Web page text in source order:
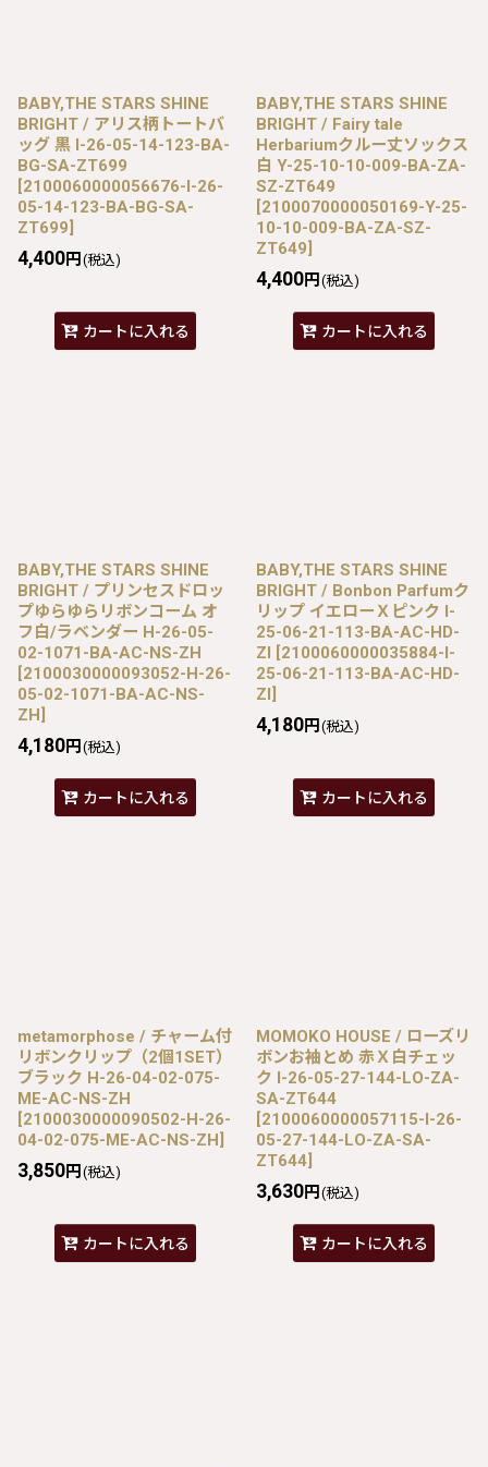
BABY,THE STARS SHINE
BRIGHT / アリス柄トートバ
ッグ 黒 I-26-05-14-123-BA-
BG-SA-ZT699
[2100060000056676-I-26-
05-14-123-BA-BG-SA-
ZT699]
4,400円 (税込)
カートに入れる
BABY,THE STARS SHINE
BRIGHT / Fairy tale
Herbariumクルー丈ソックス
白 Y-25-10-10-009-BA-ZA-
SZ-ZT649
[2100070000050169-Y-25-
10-10-009-BA-ZA-SZ-
ZT649]
4,400円 (税込)
カートに入れる
BABY,THE STARS SHINE
BRIGHT / プリンセスドロッ
プゆらゆらリボンコーム オ
フ白/ラベンダー H-26-05-
02-1071-BA-AC-NS-ZH
[2100030000093052-H-26-
05-02-1071-BA-AC-NS-
ZH]
4,180円 (税込)
カートに入れる
BABY,THE STARS SHINE
BRIGHT / Bonbon Parfumク
リップ イエローＸピンク I-
25-06-21-113-BA-AC-HD-
ZI [2100060000035884-I-
25-06-21-113-BA-AC-HD-
ZI]
4,180円 (税込)
カートに入れる
metamorphose / チャーム付
リボンクリップ（2個1SET）
ブラック H-26-04-02-075-
ME-AC-NS-ZH
[2100030000090502-H-26-
04-02-075-ME-AC-NS-ZH]
3,850円 (税込)
カートに入れる
MOMOKO HOUSE / ローズリ
ボンお袖とめ 赤Ｘ白チェッ
ク I-26-05-27-144-LO-ZA-
SA-ZT644
[2100060000057115-I-26-
05-27-144-LO-ZA-SA-
ZT644]
3,630円 (税込)
カートに入れる